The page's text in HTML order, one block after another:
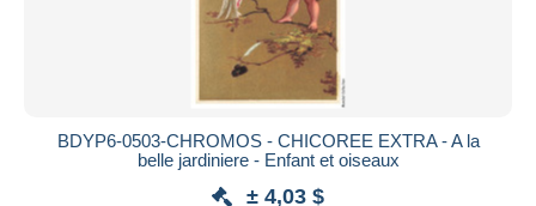
BDYP6-0503-CHROMOS - CHICOREE EXTRA - A la
belle jardiniere - Enfant et oiseaux
± 4,03 $